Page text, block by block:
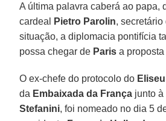
A última palavra caberá ao papa,
cardeal
Pietro Parolin, secretário
situação, a diplomacia pontifícia
possa chegar de Paris a
O ex-chefe do protocolo do Eliseu
da Embaixada da França junto à
Stefanini, foi nomeado no dia 5